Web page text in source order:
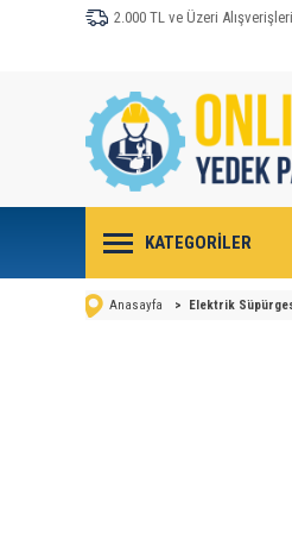
2.000 TL ve Üzeri
KATEGORILER
Anasayfa > Elektrik